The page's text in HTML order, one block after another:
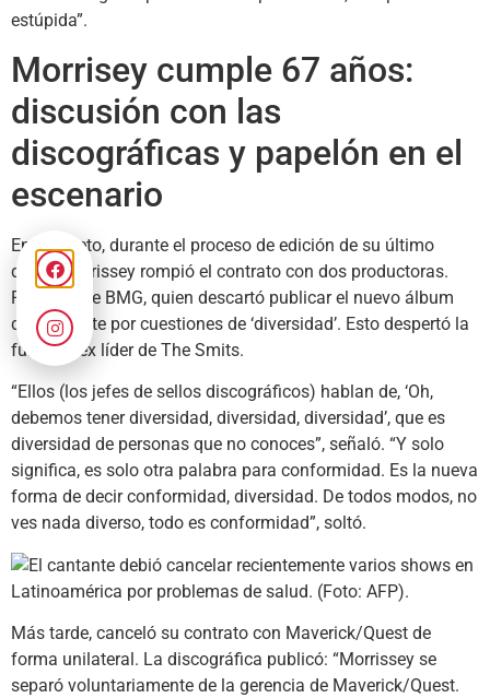
estúpida”.
Morrisey cumple 67 años:
discusión con las
discográficas y papelón en el
escenario
En concreto, durante el proceso de edición de su último
disco, Morrissey rompió el contrato con dos productoras.
Primero fue BMG, quien descartó publicar el nuevo álbum
del cantante por cuestiones de ‘diversidad’. Esto despertó la
furia del ex líder de The Smits.
“Ellos (los jefes de sellos discográficos) hablan de, ‘Oh,
debemos tener diversidad, diversidad, diversidad’, que es
diversidad de personas que no conoces”, señaló. “Y solo
significa, es solo otra palabra para conformidad. Es la nueva
forma de decir conformidad, diversidad. De todos modos, no
ves nada diverso, todo es conformidad”, soltó.
Más tarde, canceló su contrato con Maverick/Quest de
forma unilateral. La discográfica publicó: “Morrissey se
separó voluntariamente de la gerencia de Maverick/Quest.